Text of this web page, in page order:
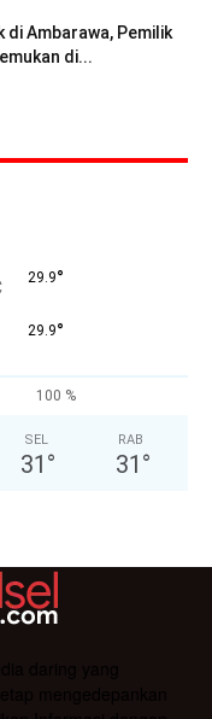
di Ambarawa, Pemilik
di...
29.9°
29.9°
100 %
SEL
31 °
RAB
31 °